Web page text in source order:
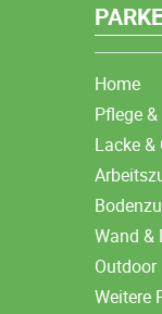
Home
Pflege
Lacke &
Wand &
Outdoor
Weitere